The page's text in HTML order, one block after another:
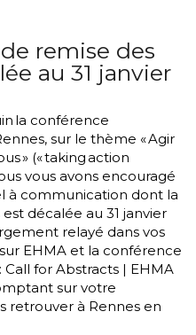
remise des
au 31 janvier
la conférence
sur le thème « Agir
» (« taking action
vous avons encouragé
à communication dont la
décalée au 31 janvier
relayé dans vos
EHMA et la conférence
Call for Abstracts | EHMA
sur votre
retrouver à Rennes en